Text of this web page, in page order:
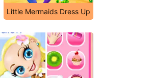
Little Mermaids Dress Up